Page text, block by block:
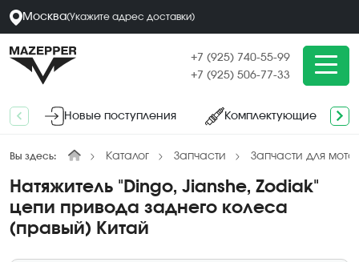
Москва(Укажите адрес доставки)
+7 (925) 740-55-99
+7 (925) 506-77-33
Новые поступления Комплектующие
Вы здесь: Каталог Запчасти Запчасти для
Натяжитель "Dingo, Jianshe, Zodiak"
цепи привода заднего колеса
(правый) Китай